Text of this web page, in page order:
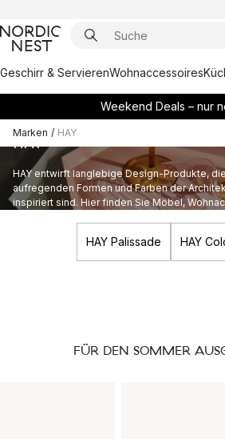
Geschirr & ServierenWohnaccessoires
Weekend Deals – nur
Marken / HAY
HAY
HAY entwirft langlebige Design-Produkte,
aufregenden Formen und Farben der
inspiriert sind. Hier finden Sie Möbel,
HAY Palissade HAY
FÜR DEN SOMMER